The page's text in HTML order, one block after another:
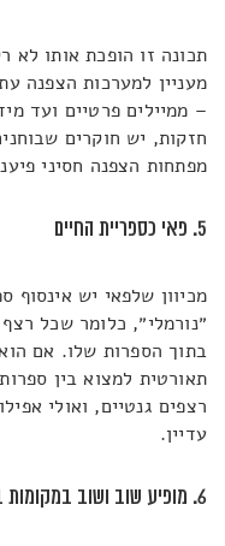
תכונה זו הופכת אותו
מעניין למערכות הצפנה
– ממיילים פרטיים ועד
חזקות, יש חוקרים
מפתחות הצפנה חסיני
5. פאי כספריית החיים
מכיוון שלפאי יש
״נורמלי״, כלומר שכל
בתוך הספרות שלו. אם
תאורטית למצוא בין
רצפים גנטיים, ואולי
עדיין.
6. מופיע שוב ושוב במקומות בלתי צפויים